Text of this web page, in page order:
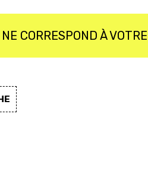
CORRESPOND À